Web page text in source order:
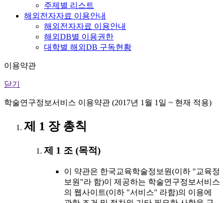
주제별 리스트
해외전자자료 이용안내
해외전자자료 이용안내
해외DB별 이용권한
대학별 해외DB 구독현황
이용약관
닫기
학술연구정보서비스 이용약관 (2017년 1월 1일 ~ 현재 적용)
제 1 장 총칙
제 1 조 (목적)
이 약관은 한국교육학술정보원(이하 "교육정
보원"라 함)이 제공하는 학술연구정보서비스
의 웹사이트(이하 "서비스" 라함)의 이용에